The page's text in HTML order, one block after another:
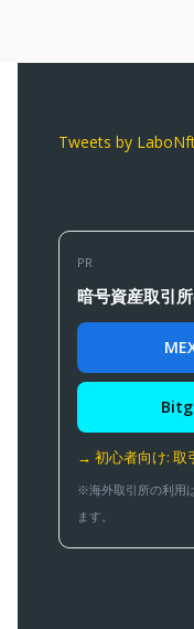
Tweets by
PR
暗号資産取引
→ 初心者向け: 取
※海外取引所の利用
ます。